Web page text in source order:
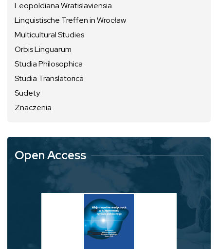
Leopoldiana Wratislaviensia
Linguistische Treffen in Wrocław
Multicultural Studies
Orbis Linguarum
Studia Philosophica
Studia Translatorica
Sudety
Znaczenia
Open Access